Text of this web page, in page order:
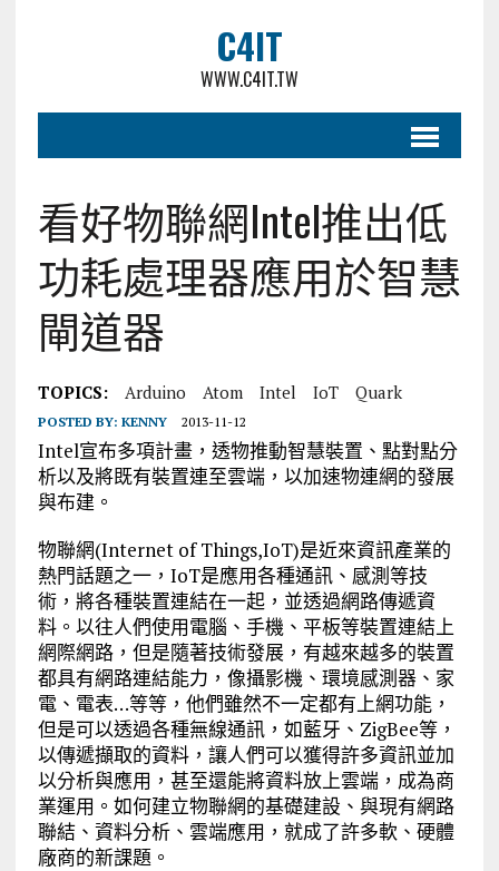
C4IT
WWW.C4IT.TW
看好物聯網Intel推出低
功耗處理器應用於智慧
閘道器
TOPICS: Arduino Atom Intel IoT Quark
POSTED BY: KENNY 2013-11-12
Intel宣布多項計畫，透物推動智慧裝置、點對點分
析以及將既有裝置連至雲端，以加速物連網的發展
與布建。
物聯網(Internet of Things,IoT)是近來資訊產業的
熱門話題之一，IoT是應用各種通訊、感測等技
術，將各種裝置連結在一起，並透過網路傳遞資
料。以往人們使用電腦、手機、平板等裝置連結上
網際網路，但是隨著技術發展，有越來越多的裝置
都具有網路連結能力，像攝影機、環境感測器、家
電、電表…等等，他們雖然不一定都有上網功能，
但是可以透過各種無線通訊，如藍牙、ZigBee等，
以傳遞擷取的資料，讓人們可以獲得許多資訊並加
以分析與應用，甚至還能將資料放上雲端，成為商
業運用。如何建立物聯網的基礎建設、與現有網路
聯結、資料分析、雲端應用，就成了許多軟、硬體
廠商的新課題。